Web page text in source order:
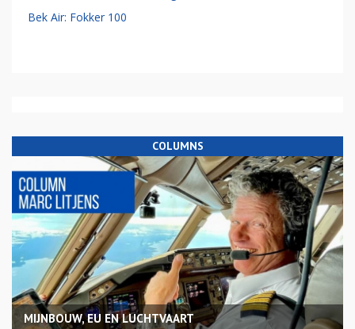
Bek Air: Fokker 100
COLUMNS
MIJNBOUW, EU EN LUCHTVAART